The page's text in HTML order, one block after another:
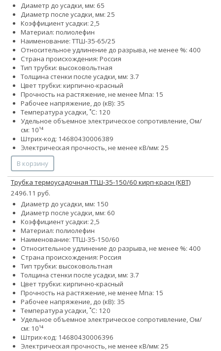
Диаметр до усадки, мм: 65
Диаметр после усадки, мм: 25
Коэффициент усадки: 2,5
Материал: полиолефин
Наименование: ТТШ-35-65/25
Относительное удлинение до разрыва, не менее %: 400
Страна происхождения: Россия
Тип трубки: высоковольтная
Толщина стенки после усадки, мм: 3.7
Цвет трубки: кирпично-красный
Прочность на растяжение, не менее Мпа: 15
Рабочее напряжение, до (кВ): 35
Температура усадки, ˚С: 120
Удельное объемное электрическое сопротивление, Ом/
см: 10¹⁴
Штрих-код: 14680430006389
Электрическая прочность, не менее кВ/мм: 25
В корзину
Трубка термоусадочная ТТШ-35-150/60 кирп-красн (КВТ)
2496.11 руб.
Диаметр до усадки, мм: 150
Диаметр после усадки, мм: 60
Коэффициент усадки: 2,5
Материал: полиолефин
Наименование: ТТШ-35-150/60
Относительное удлинение до разрыва, не менее %: 400
Страна происхождения: Россия
Тип трубки: высоковольтная
Толщина стенки после усадки, мм: 3.7
Цвет трубки: кирпично-красный
Прочность на растяжение, не менее Мпа: 15
Рабочее напряжение, до (кВ): 35
Температура усадки, ˚С: 120
Удельное объемное электрическое сопротивление, Ом/
см: 10¹⁴
Штрих-код: 14680430006396
Электрическая прочность, не менее кВ/мм: 25